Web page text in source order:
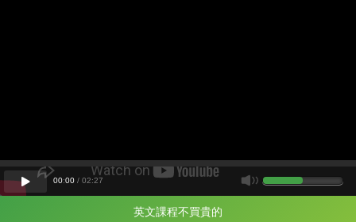
英文課程不買貴的
片尾有
00:00 / 02:27